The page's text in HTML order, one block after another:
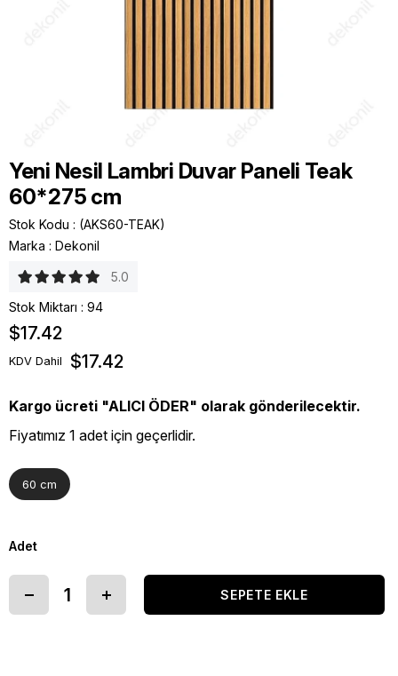
Yeni Nesil Lambri Duvar Paneli Teak
60*275 cm
Stok Kodu
(AKS60-TEAK)
Marka : Dekonil
5.0
Stok Miktarı : 94
$17.42
KDV Dahil $17.42
Kargo ücreti "ALICI ÖDER" olarak gönderilecektir.
Fiyatımız 1 adet için geçerlidir.
60 cm
Adet